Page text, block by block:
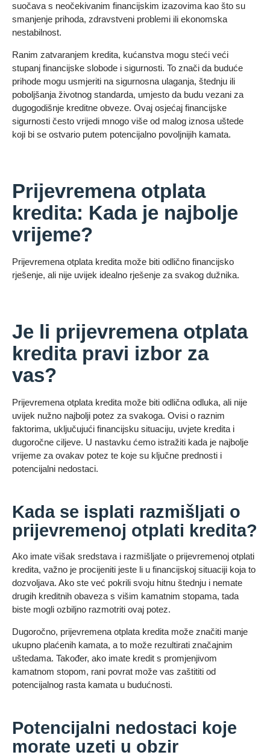
suočava s neočekivanim financijskim izazovima kao što su
smanjenje prihoda, zdravstveni problemi ili ekonomska
nestabilnost.
Ranim zatvaranjem kredita, kućanstva mogu steći veći
stupanj financijske slobode i sigurnosti. To znači da buduće
prihode mogu usmjeriti na sigurnosna ulaganja, štednju ili
poboljšanja životnog standarda, umjesto da budu vezani za
dugogodišnje kreditne obveze. Ovaj osjećaj financijske
sigurnosti često vrijedi mnogo više od malog iznosa uštede
koji bi se ostvario putem potencijalno povoljnijih kamata.
Prijevremena otplata
kredita: Kada je najbolje
vrijeme?
Prijevremena otplata kredita može biti odlično financijsko
rješenje, ali nije uvijek idealno rješenje za svakog dužnika.
Je li prijevremena otplata
kredita pravi izbor za
vas?
Prijevremena otplata kredita može biti odlična odluka, ali nije
uvijek nužno najbolji potez za svakoga. Ovisi o raznim
faktorima, uključujući financijsku situaciju, uvjete kredita i
dugoročne ciljeve. U nastavku ćemo istražiti kada je najbolje
vrijeme za ovakav potez te koje su ključne prednosti i
potencijalni nedostaci.
Kada se isplati razmišljati o
prijevremenoj otplati kredita?
Ako imate višak sredstava i razmišljate o prijevremenoj otplati
kredita, važno je procijeniti jeste li u financijskoj situaciji koja to
dozvoljava. Ako ste već pokrili svoju hitnu štednju i nemate
drugih kreditnih obaveza s višim kamatnim stopama, tada
biste mogli ozbiljno razmotriti ovaj potez.
Dugoročno, prijevremena otplata kredita može značiti manje
ukupno plaćenih kamata, a to može rezultirati značajnim
uštedama. Također, ako imate kredit s promjenjivom
kamatnom stopom, rani povrat može vas zaštititi od
potencijalnog rasta kamata u budućnosti.
Potencijalni nedostaci koje
morate uzeti u obzir